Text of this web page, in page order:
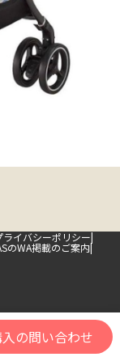
の問い合わせ
ライバシーポリシー
のWA掲載のご案内
Reserved.